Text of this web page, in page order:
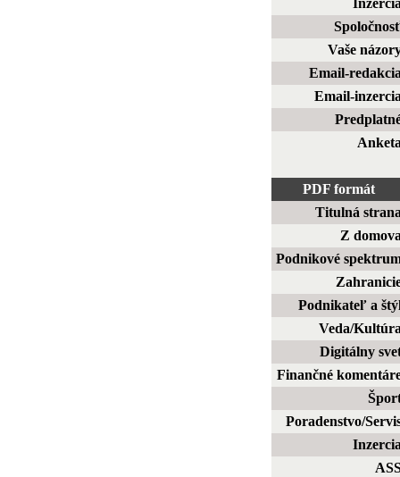
Inzercia
Vaše
Email-redakcia
Email-inzercia
Anketa
PDF formát
Titulná strana
Z domova
Podnikové
Podnikateľ a
Veda/Kultúra
Digitálny
Finančné
Poradenstvo/
Inzercia